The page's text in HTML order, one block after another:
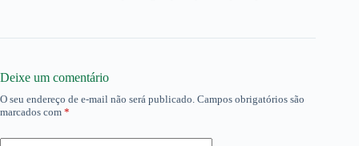
Deixe um comentário
O seu endereço de e-mail não será publicado. Campos obrigatórios são
marcados com *